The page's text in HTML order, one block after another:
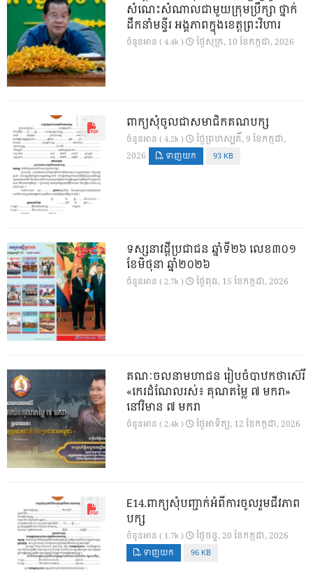
សំណេះសំណាលជាមួយក្រុមប្រឹក្សា ថ្នាក់
ដឹកនាំមន្ទីរ អង្គភាពក្នុងខេត្តព្រះវិហារ
ចំនួនអាន ( 4.4k ) ថ្ងៃ​សុក្រ, 10 ខែ​កក្កដា, 2026
ពាក្យសុំចូលជាសមាជិកគណបក្ស
ចំនួនអាន ( 4.2k )
ថ្ងៃ​ព្រហស្បតិ៍, 9 ខែ​កក្កដា,
2026
ទាញយក 93 KB
ទស្សនាវដ្ដីប្រជាជន ឆ្នាំទី២៦ លេខ៣០១
ខែមិថុនា ឆ្នាំ២០២៦
ចំនួនអាន ( 2.7k ) ថ្ងៃ​ពុធ, 15 ខែ​កក្កដា, 2026
គណៈចលនាមហាជន រៀបចំបាឋកថាស៊េរី
«កេរដំណែលរស់៖ គុណតម្លៃ ៧ មករា»
នៅវិមាន ៧ មករា
ចំនួនអាន ( 2.4k ) ថ្ងៃ​អាទិត្យ, 12 ខែ​កក្កដា, 2026
E14.ពាក្យសុំបញ្ជាក់អំពីការចូលរួមជីវភាព
បក្ស
ចំនួនអាន ( 1.7k ) ថ្ងៃ​ចន្ទ, 20 ខែ​កក្កដា, 2026
ទាញយក 96 KB